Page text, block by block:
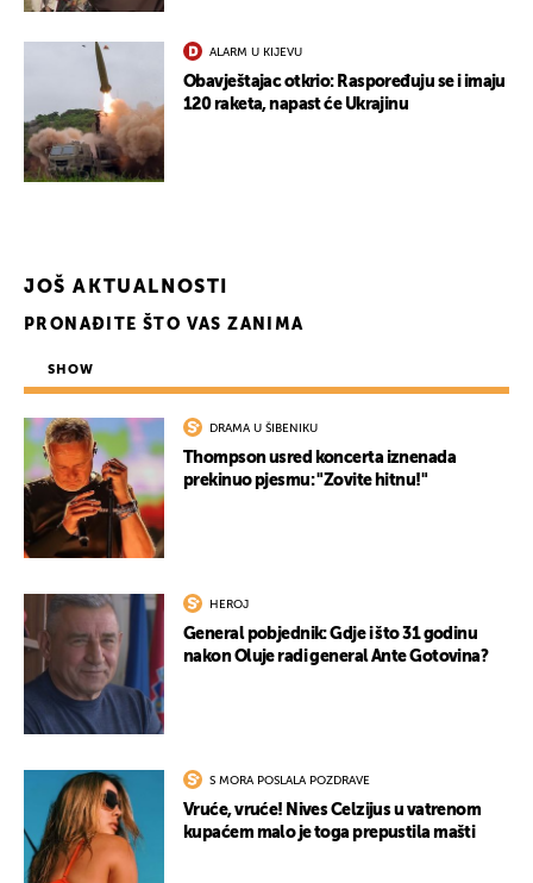
ALARM U KIJEVU
Obavještajac otkrio: Raspoređuju se i imaju
120 raketa, napast će Ukrajinu
JOŠ AKTUALNOSTI
PRONAĐITE ŠTO VAS ZANIMA
SHOW
DRAMA U ŠIBENIKU
Thompson usred koncerta iznenada
prekinuo pjesmu: "Zovite hitnu!"
HEROJ
General pobjednik: Gdje i što 31 godinu
nakon Oluje radi general Ante Gotovina?
S MORA POSLALA POZDRAVE
Vruće, vruće! Nives Celzijus u vatrenom
kupaćem malo je toga prepustila mašti